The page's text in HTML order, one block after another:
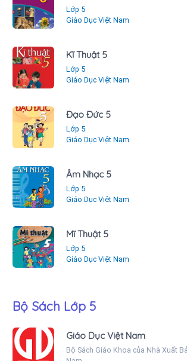
Lớp 5
Giáo Dục Việt Nam
Kĩ Thuật 5
Lớp 5
Giáo Dục Việt Nam
Đạo Đức 5
Lớp 5
Giáo Dục Việt Nam
Âm Nhạc 5
Lớp 5
Giáo Dục Việt Nam
Mĩ Thuật 5
Lớp 5
Giáo Dục Việt Nam
Bộ Sách Lớp 5
Giáo Dục Việt Nam
Bộ Sách Giáo Khoa của Nhà Xuất